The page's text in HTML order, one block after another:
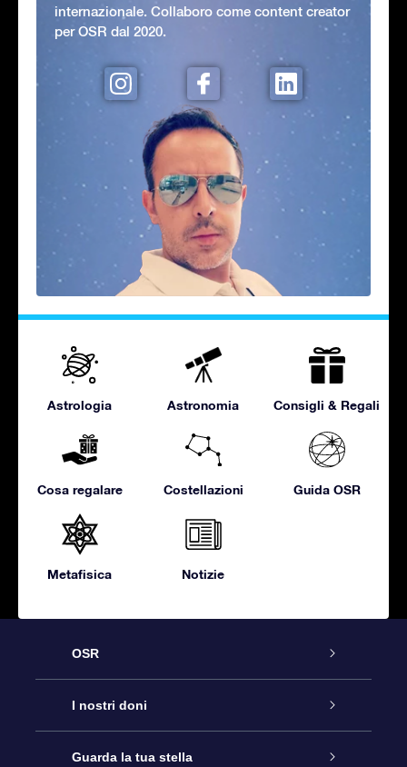
internazionale. Collaboro come content creator
per OSR dal 2020.
Astrologia Astronomia Consigli & Regali
Cosa regalare Costellazioni Guida OSR
Metafisica Notizie
OSR
Assistenza
Contattaci
I nostri doni
Online Star Gift
Guarda la tua stella